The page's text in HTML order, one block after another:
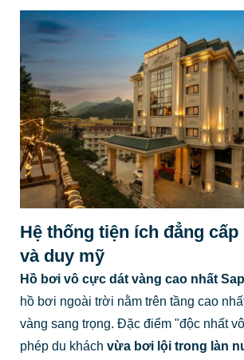
Hệ thống tiện ích đẳng
và duy mỹ
Hồ bơi vô cực dát vàng cao nhất
hồ bơi ngoài trời nằm trên tầng cao
vàng sang trọng. Đặc điểm "độc nhất
phép du khách vừa bơi lội trong làn